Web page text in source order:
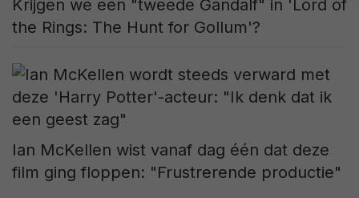
Krijgen we een "tweede Gandalf" in 'Lord of
the Rings: The Hunt for Gollum'?
Ian McKellen wist vanaf dag één dat deze
film ging floppen: "Frustrerende productie"